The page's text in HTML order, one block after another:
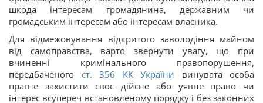
шкода інтересам громадянина, державним чи
громадським інтересам або інтересам власника.
Для відмежовування відкритого заволодіння майном
від самоправства, варто звернути увагу, що при
вчиненні кримінального правопорушення,
передбаченого ст. 356 КК України винувата особа
прагне захистити своє дійсне або уявне право чи
інтерес всупереч встановленому порядку і без законних